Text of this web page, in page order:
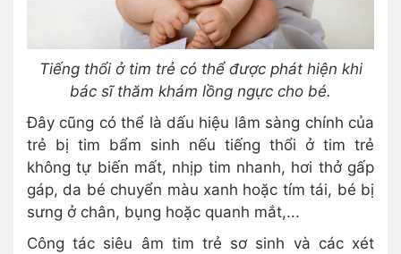
Tiếng thổi ở tim trẻ có thể được phát hiện khi
bác sĩ thăm khám lồng ngực cho bé.
Đây cũng có thể là dấu hiệu lâm sàng chính của
trẻ bị tim bẩm sinh nếu tiếng thổi ở tim trẻ
không tự biến mất, nhịp tim nhanh, hơi thở gấp
gáp, da bé chuyển màu xanh hoặc tím tái, bé bị
sưng ở chân, bụng hoặc quanh mắt,...
Công tác siêu âm tim trẻ sơ sinh và các xét